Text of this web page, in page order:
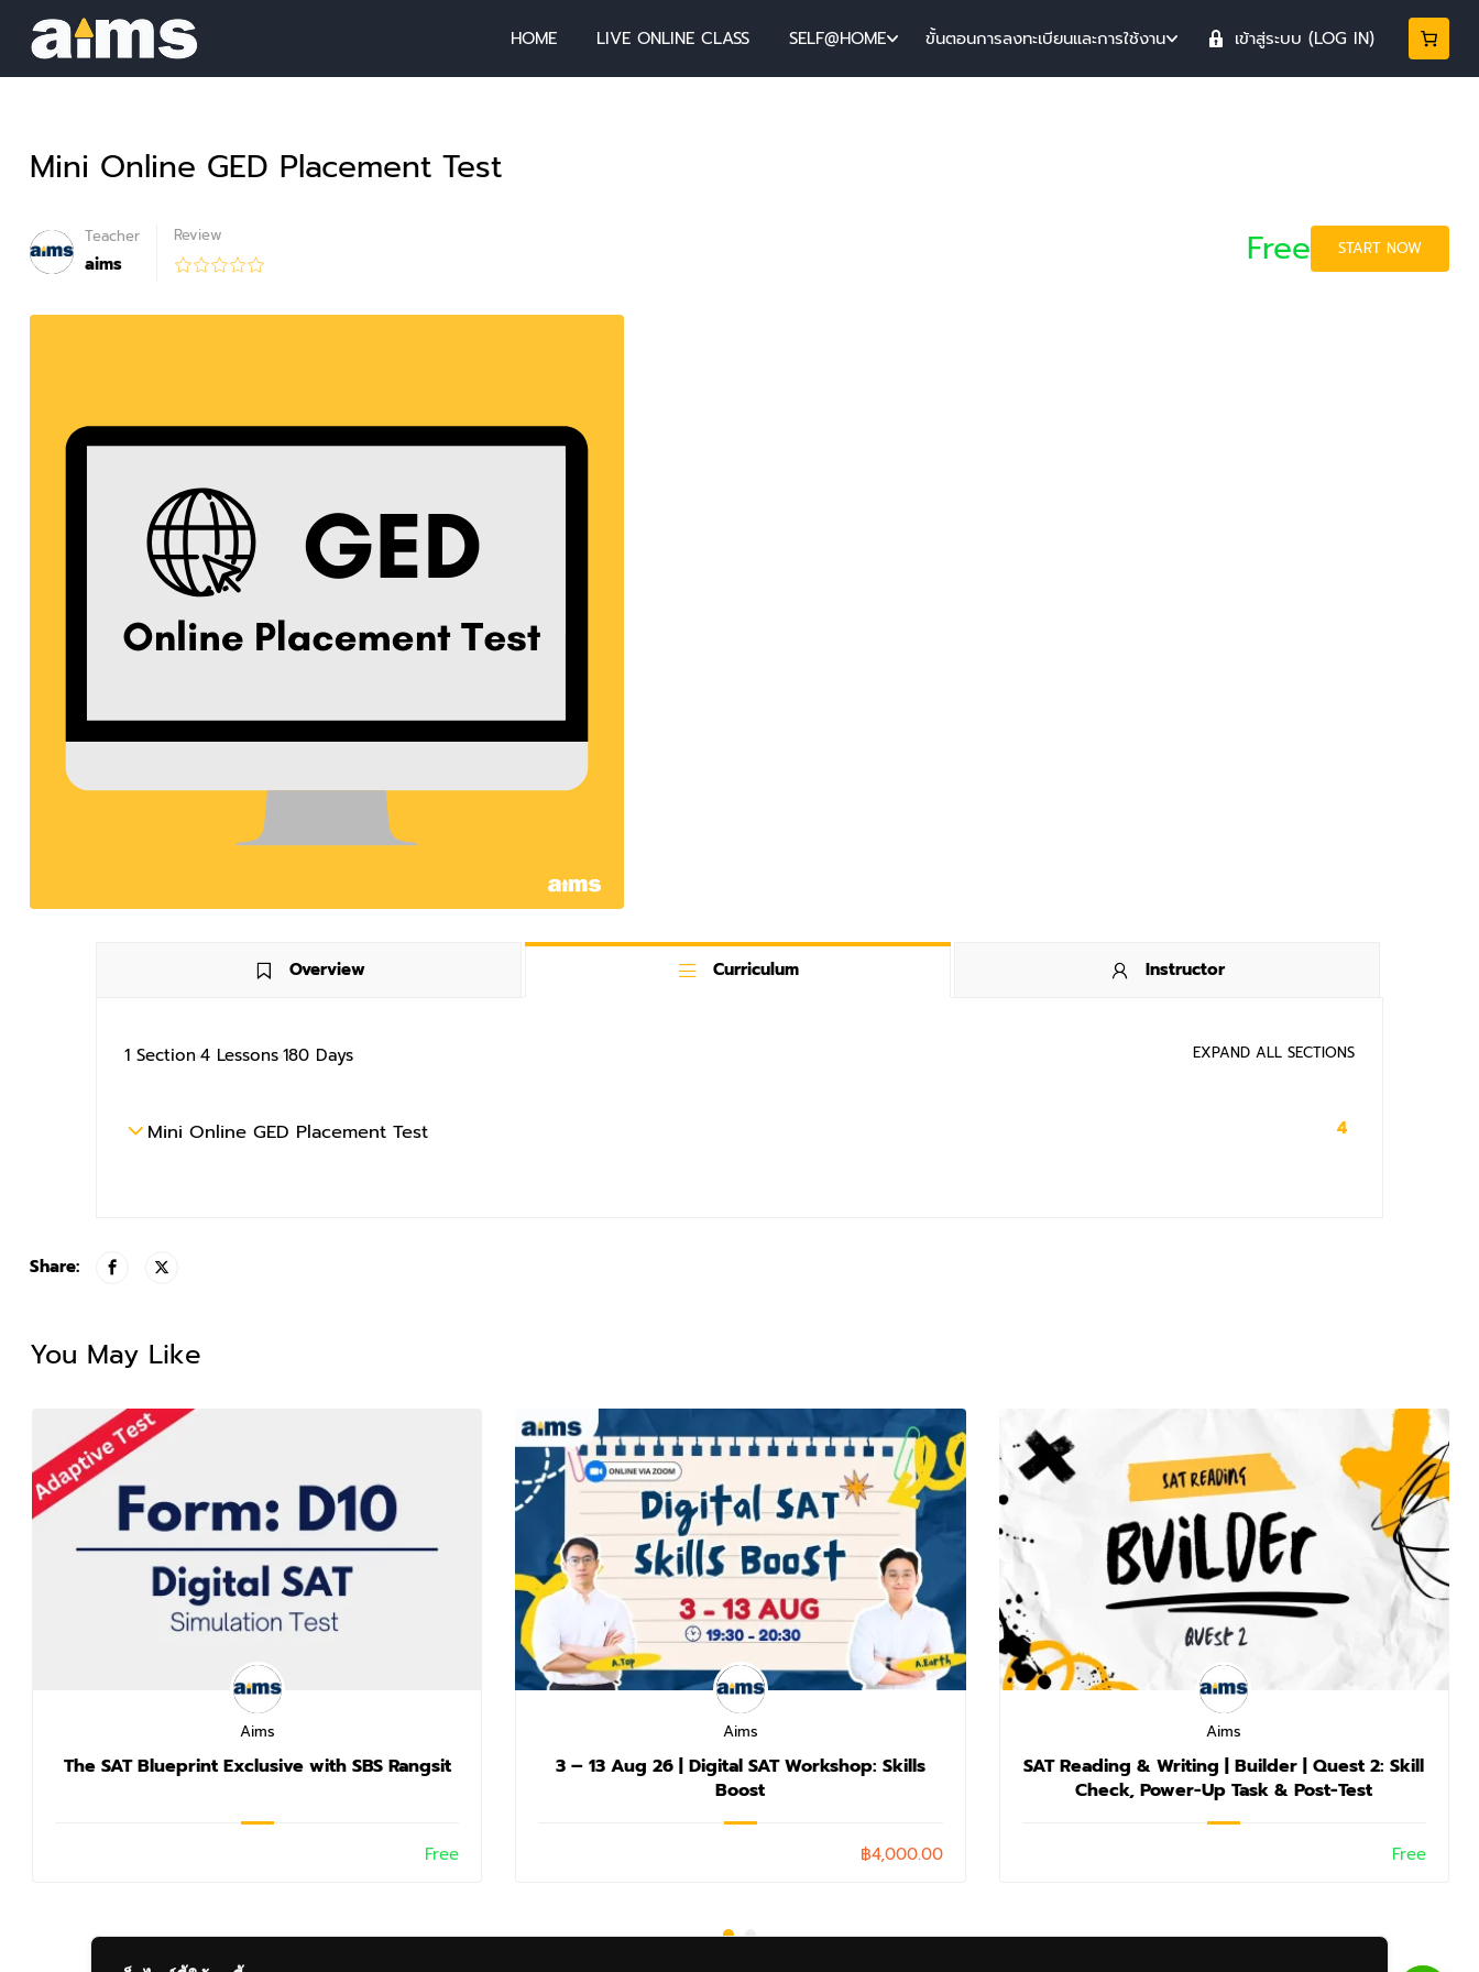
HOME LIVE ONLINE CLASS SELF@HOME ขั้นตอนการลงทะเบียนและการใช้งาน เข้าสู่ระบบ (LOG IN)
Mini Online GED Placement Test
Teacher
aims
Review Free START NOW
Overview Curriculum Instructor
1 Section4 Lessons180 Days EXPAND ALL SECTIONS
Mini Online GED Placement Test 4
Share:
You May Like
Aims
The SAT Blueprint Exclusive with SBS Rangsit
Free
Aims
3 – 13 Aug 26 | Digital SAT Workshop: Skills
Boost
฿4,000.00
Aims
SAT Reading & Writing | Builder | Quest 2: Skill
Check, Power-Up Task & Post-Test
Free